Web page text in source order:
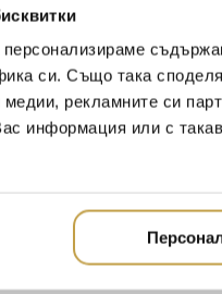
си. Също така
рекламните си
информация или с